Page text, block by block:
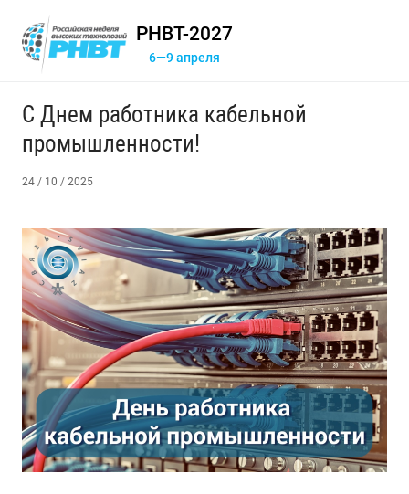
РНВТ-2027
6—9 апреля
С Днем работника кабельной
промышленности!
24 / 10 / 2025